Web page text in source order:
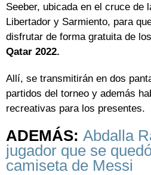
Seeber, ubicada en el cruce de
Libertador y Sarmiento, para
disfrutar de forma gratuita de
Qatar 2022.
Allí, se transmitirán en dos
partidos del torneo y además
recreativas para los presentes.
ADEMÁS: Abdalla
jugador que se
camiseta de Messi